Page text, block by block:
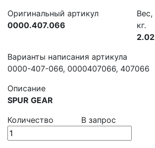
Оригинальный артикул
0000.407.066
Вес,
кг.
2.02
Варианты написания артикула
0000-407-066, 0000407066, 407066
Описание
SPUR GEAR
Количество
В запрос